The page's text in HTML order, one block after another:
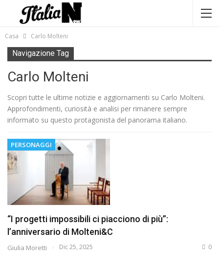
Casa Carlo Molteni
Navigazione Tag
Carlo Molteni
Scopri tutte le ultime notizie e aggiornamenti su Carlo Molteni.
Approfondimenti, curiosità e analisi per rimanere sempre
informato su questo protagonista del panorama italiano.
PERSONAGGI
“I progetti impossibili ci piacciono di più”:
l’anniversario di Molteni&C
Giulia Moretti Dic 25, 2025 0